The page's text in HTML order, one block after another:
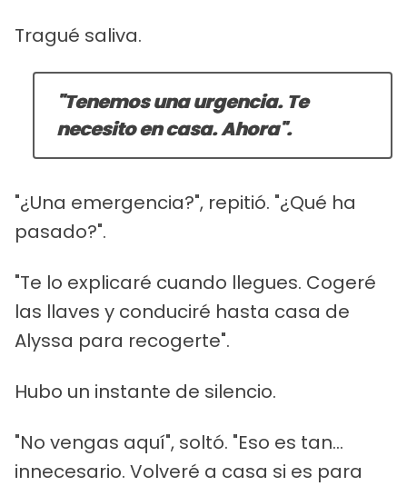
Tragué saliva.
"Tenemos una urgencia. Te
necesito en casa. Ahora".
"¿Una emergencia?", repitió. "¿Qué ha
pasado?".
"Te lo explicaré cuando llegues. Cogeré
las llaves y conduciré hasta casa de
Alyssa para recogerte".
Hubo un instante de silencio.
"No vengas aquí", soltó. "Eso es tan...
innecesario. Volveré a casa si es para